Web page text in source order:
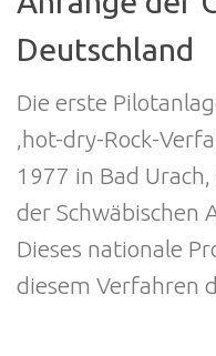
Deutschland
Die erste
‚hot-dry-Rock-
1977 in Bad
der Schwäbischen
Dieses nationale
diesem Verfahren